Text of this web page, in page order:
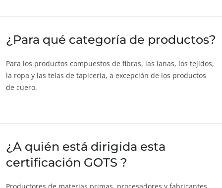
Actuar a través de nuestros servicios
Comprometerse con nuestro medio ambiente
Innovar con nuestro ecosistema
¿Para qué categoría de productos?
Para los productos compuestos de fibras, las lanas, los tejidos,
la ropa y las telas de tapicería, a excepción de los productos
de cuero.
¿A quién está dirigida esta
certificación GOTS ?